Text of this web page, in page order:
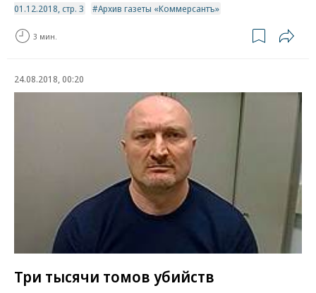
01.12.2018, стр. 3
Архив газеты «Коммерсантъ»
3 мин.
24.08.2018, 00:20
Три тысячи томов убийств